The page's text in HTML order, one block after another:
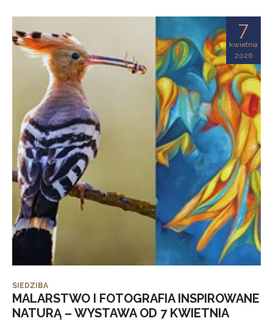
7
kwietnia
2026
SIEDZIBA
MALARSTWO I FOTOGRAFIA INSPIROWANE
NATURĄ – WYSTAWA OD 7 KWIETNIA